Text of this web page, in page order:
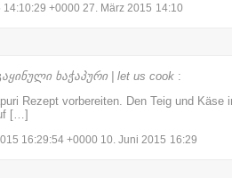
+0000 27. März 2015 14:10
ხაჭაპური | let us cook :
Rezept vorbereiten. Den Teig und Käse
[…]
16:29:54 +0000 10. Juni 2015 16:29